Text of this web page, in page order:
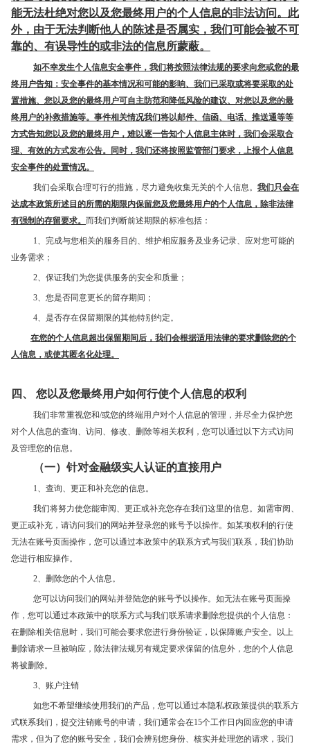
能无法杜绝对您以及您最终用户的个人信息的非法访问。此
外，由于无法判断他人的陈述是否属实，我们可能会被不可
靠的、有误导性的或非法的信息所蒙蔽。
如不幸发生个人信息安全事件，我们将按照法律法规的要求向您或您的最
终用户告知：安全事件的基本情况和可能的影响、我们已采取或将要采取的处
置措施、您以及您的最终用户可自主防范和降低风险的建议、对您以及您的最
终用户的补救措施等。事件相关情况我们将以邮件、信函、电话、推送通等等
方式告知您以及您的最终用户，难以逐一告知个人信息主体时，我们会采取合
理、有效的方式发布公告。同时，我们还将按照监管部门要求，上报个人信息
安全事件的处置情况。
我们会采取合理可行的措施，尽力避免收集无关的个人信息。 我们只会在
达成本政策所述目的所需的期限内保留您及您最终用户的个人信息，除非法律
有强制的存留要求。 而我们判断前述期限的标准包括：
1、完成与您相关的服务目的、维护相应服务及业务记录、应对您可能的
业务需求；
2、保证我们为您提供服务的安全和质量；
3、您是否同意更长的留存期间；
4、是否存在保留期限的其他特别约定。
在您的个人信息超出保留期间后，我们会根据适用法律的要求删除您的个
人信息，或使其匿名化处理。
四、 您以及您最终用户如何行使个人信息的权利
我们非常重视您和/或您的终端用户对个人信息的管理，并尽全力保护您
对个人信息的查询、访问、修改、删除等相关权利，您可以通过以下方式访问
及管理您的信息。
（一）针对金融级实人认证的直接用户
1、查询、更正和补充您的信息。
我们将努力使您能审阅、更正或补充您存在我们这里的信息。如需审阅、
更正或补充，请访问我们的网站并登录您的账号予以操作。如某项权利的行使
无法在账号页面操作，您可以通过本政策中的联系方式与我们联系，我们协助
您进行相应操作。
2、删除您的个人信息。
您可以访问我们的网站并登陆您的账号予以操作。如无法在账号页面操
作，您可以通过本政策中的联系方式与我们联系请求删除您提供的个人信息：
在删除相关信息时，我们可能会要求您进行身份验证，以保障账户安全。以上
删除请求一旦被响应，除法律法规另有规定要求保留的信息外，您的个人信息
将被删除。
3、账户注销
如您不希望继续使用我们的产品，您可以通过本隐私权政策提供的联系方
式联系我们，提交注销账号的申请，我们通常会在15个工作日内回应您的申请
需求，但为了您的账号安全，我们会辨别您身份、核实并处理您的请求，我们